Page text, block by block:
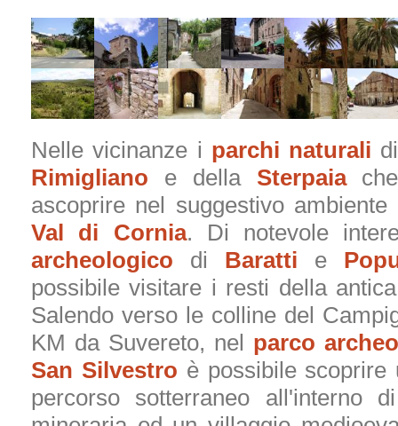
Nelle vicinanze i parchi naturali
Rimigliano e della Sterpaiache
ascoprire nel suggestivo ambiente
Val di Cornia. Di notevole
archeologico di Baratti e
possibile visitare i resti della
Salendo verso le colline del
KM da Suvereto, nel parco
San Silvestro è possibile scoprire
percorso sotterraneo all'interno